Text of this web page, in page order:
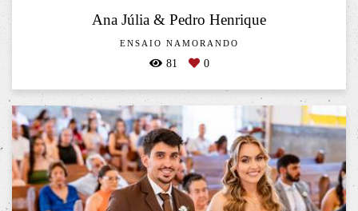
Ana Júlia & Pedro Henrique
ENSAIO NAMORANDO
81 0